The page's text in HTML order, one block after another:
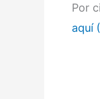
Por
aquí